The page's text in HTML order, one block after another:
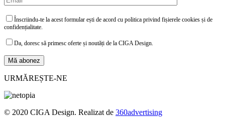
Înscriindu-te la acest formular ești de acord cu politica privind fișierele cookies și de
confidențialitate.
Da, doresc să primesc oferte și noutăți de la CIGA Design.
URMĂREȘTE-NE
© 2020 CIGA Design. Realizat de 360advertising